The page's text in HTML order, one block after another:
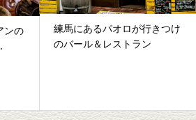
練馬にあるパオロが行きつけ
のバール＆レストラン
た